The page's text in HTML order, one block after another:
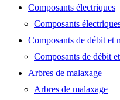
Composants électriques
Composants
Composants de débit et
Composants de débit
Arbres de malaxage
Arbres de malaxage